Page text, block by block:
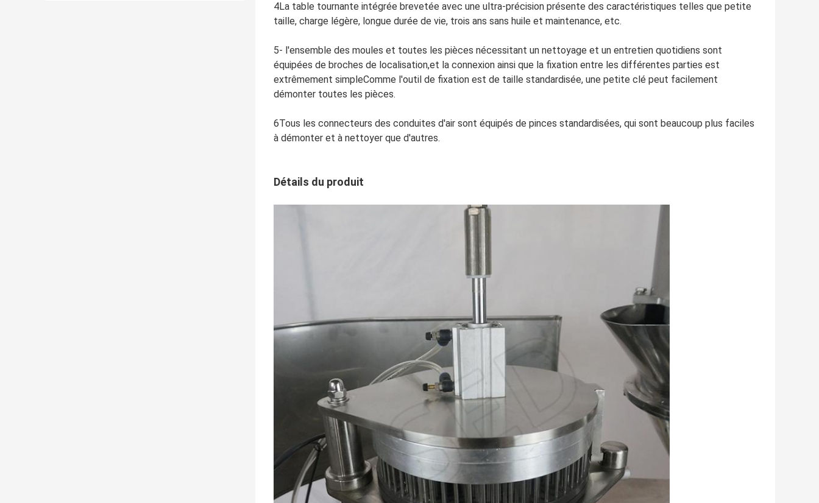
4La table tournante intégrée brevetée avec une ultra-précision présente des caractéristiques telles que petite
taille, charge légère, longue durée de vie, trois ans sans huile et maintenance, etc.
5- l'ensemble des moules et toutes les pièces nécessitant un nettoyage et un entretien quotidiens sont
équipées de broches de localisation,et la connexion ainsi que la fixation entre les différentes parties est
extrêmement simpleComme l'outil de fixation est de taille standardisée, une petite clé peut facilement
démonter toutes les pièces.
6Tous les connecteurs des conduites d'air sont équipés de pinces standardisées, qui sont beaucoup plus faciles
à démonter et à nettoyer que d'autres.
Détails du produit